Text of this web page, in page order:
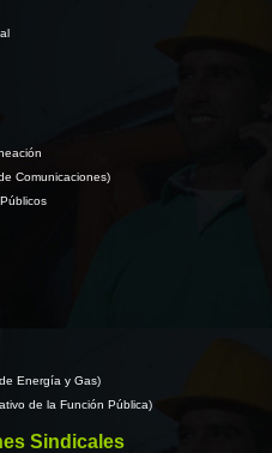
Comunicaciones)
Energía y Gas)
de la Función Pública)
Sindicales